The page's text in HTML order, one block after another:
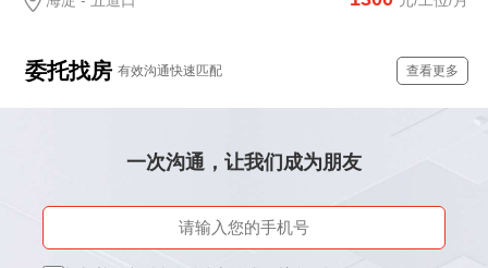
委托找房 有效沟通快速匹配 查看更多
一次沟通，让我们成为朋友